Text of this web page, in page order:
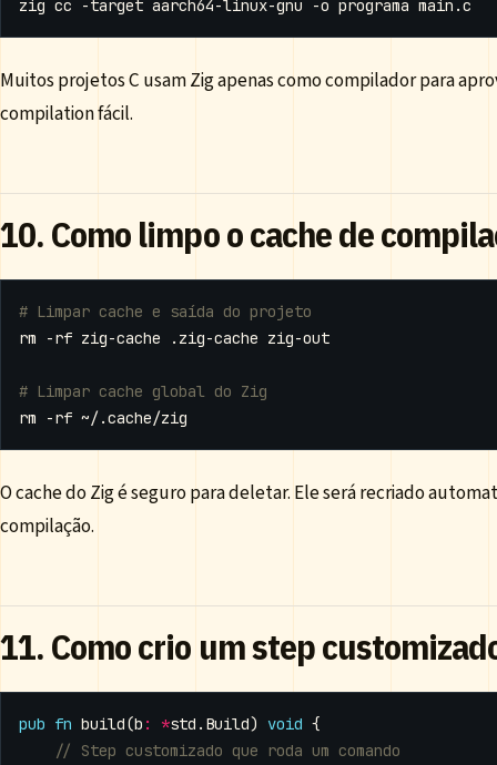
Muitos projetos C usam Zig apenas como compilador para
compilation fácil.
10. Como limpo o cache de
# Limpar cache e saída do projeto
# Limpar cache global do Zig
O cache do Zig é seguro para deletar. Ele será recriado
compilação.
11. Como crio um step
pub fn build(b : *std . Build) void {